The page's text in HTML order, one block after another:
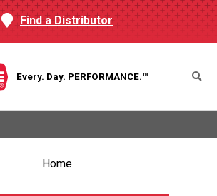
Find a Distributor
Every. Day. PERFORMANCE.™
Home